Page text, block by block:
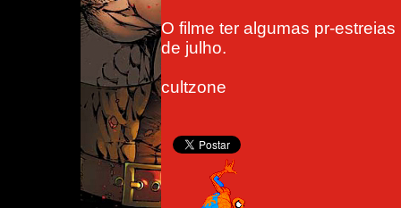
O filme ter algumas pr-
de julho.
cultzone